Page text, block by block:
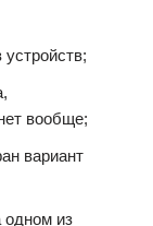
вообще;
вариант
одном из